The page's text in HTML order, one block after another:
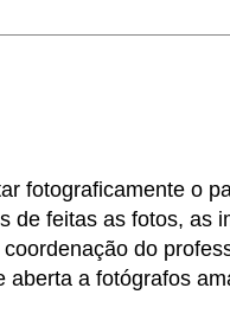
fotograficamente o
de feitas as fotos, as
do
a fotógrafos